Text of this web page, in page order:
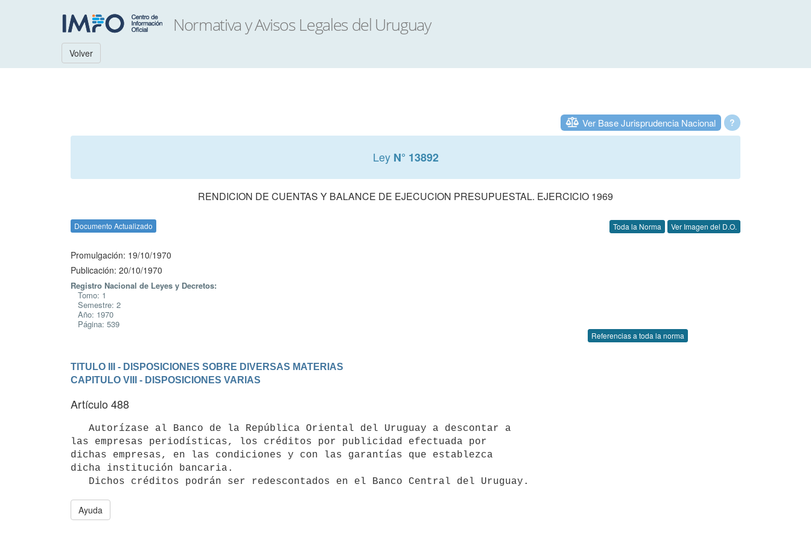
Volver
?
Ver Base Jurisprudencia Nacional
Ley N° 13892
RENDICION DE CUENTAS Y BALANCE DE EJECUCION PRESUPUESTAL. EJERCICIO 1969
Documento Actualizado Toda la Norma Ver Imagen del D.O.
Promulgación: 19/10/1970
Publicación: 20/10/1970
Registro Nacional de Leyes y Decretos:
Tomo: 1
Semestre: 2
Año: 1970
Página: 539
Referencias a toda la norma
TITULO III - DISPOSICIONES SOBRE DIVERSAS MATERIAS
CAPITULO VIII - DISPOSICIONES VARIAS
Artículo 488
las empresas periodísticas, los créditos por publicidad efectuada por
dichas empresas, en las condiciones y con las garantías que establezca
dicha institución bancaria.
   Dichos créditos podrán ser redescontados en el Banco Central del Uruguay.
Ayuda